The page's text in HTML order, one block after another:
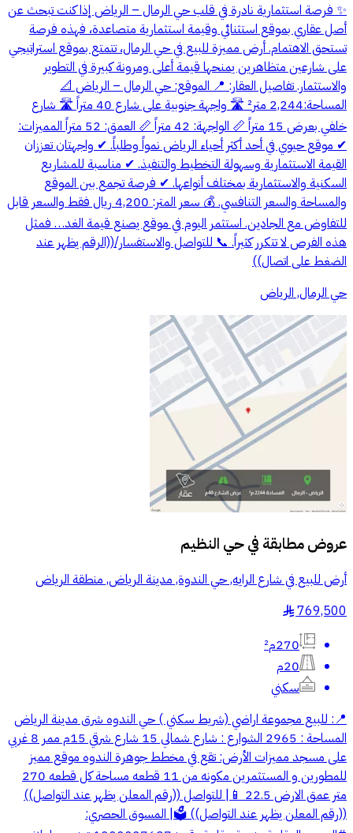
✨ فرصة استثمارية نادرة في قلب حي الرمال – الرياض إذا كنت تبحث عن
أصل عقاري بموقع استثنائي وقيمة استثمارية متصاعدة، فهذه فرصة
تستحق الاهتمام. أرض مميزة للبيع في حي الرمال، تتمتع بموقع استراتيجي
على شارعين متظاهرين يمنحها قيمة أعلى ومرونة كبيرة في التطوير
والاستثمار. تفاصيل العقار: 📍 الموقع: حي الرمال – الرياض 📐
المساحة:2,244 متر² 🛣️ واجهة جنوبية على شارع 40 متراً 🛣️ شارع
خلفي بعرض 15 متراً 📏 الواجهة: 42 متراً 📏 العمق: 52 متراً المميزات:
✔ موقع حيوي في أحد أكثر أحياء الرياض نمواً وطلباً. ✔ واجهتان تعززان
القيمة الاستثمارية وسهولة التخطيط والتنفيذ. ✔ مناسبة للمشاريع
السكنية والاستثمارية بمختلف أنواعها. ✔ فرصة تجمع بين الموقع
والمساحة والسعر التنافسي. 💰 سعر المتر: 4,200 ريال فقط والسعر قابل
للتفاوض مع الجادين. استثمر اليوم في موقع يصنع قيمة الغد… فمثل
هذه الفرص لا تتكرر كثيراً. 📞 للتواصل والاستفسار/((الرقم يظهر عند
الضغط على اتصال))
حي الرمال, الرياض
عروض مطابقة فيحي النظيم
أرض للبيع في شارع الرايه, حي الندوة, مدينة الرياض, منطقة الرياض
769,500
§
270م²
20م
سكني
📍: للبيع مجموعة اراضي (شريط سكني ) حي الندوه شرق مدينة الرياض
المساحة : 2965 الشوارع : شارع شمالي 15 شارع شرقي 15م ممر 8 غربي
على مسجد مميزات الأرض: تقع في مخطط جوهرة الندوه موقع مميز
للمطورين و المستثمرين مكونه من 11 قطعه مساحة كل قطعه 270
متر عمق الارض 22.5 📱| للتواصل ((رقم المعلن يظهر عند التواصل))
((رقم المعلن يظهر عند التواصل)) 🗳| المسوق الحصري: